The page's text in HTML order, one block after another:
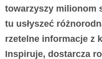
towarzyszy milionom
tu usłyszeć
rzetelne informacje z
Inspiruje, dostarcza